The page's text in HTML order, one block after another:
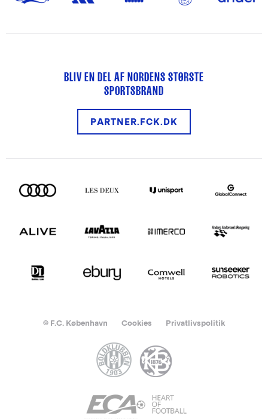
BLIV EN DEL AF NORDENS STØRSTE
SPORTSBRAND
PARTNER.FCK.DK
© F.C. København Cookies Privatlivspolitik